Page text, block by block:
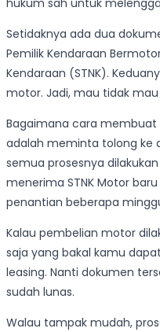
hukum sah untuk
Setidaknya ada dua
Pemilik Kendaraan
Kendaraan (STNK).
motor. Jadi, mau tidak
Bagaimana cara membuat
adalah meminta tolong ke
semua prosesnya
menerima STNK Motor
penantian beberapa
Kalau pembelian motor
saja yang bakal kamu
leasing. Nanti dokumen
sudah lunas.
Walau tampak mudah,